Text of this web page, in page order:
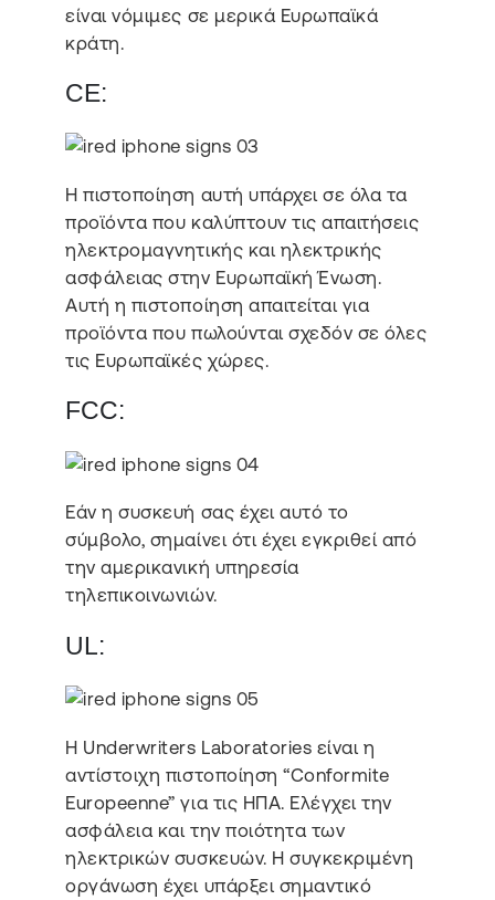
είναι νόμιμες σε μερικά Ευρωπαϊκά
κράτη.
CE:
Η πιστοποίηση αυτή υπάρχει σε όλα τα
προϊόντα που καλύπτουν τις απαιτήσεις
ηλεκτρομαγνητικής και ηλεκτρικής
ασφάλειας στην Ευρωπαϊκή Ένωση.
Αυτή η πιστοποίηση απαιτείται για
προϊόντα που πωλούνται σχεδόν σε όλες
τις Ευρωπαϊκές χώρες.
FCC:
Εάν η συσκευή σας έχει αυτό το
σύμβολο, σημαίνει ότι έχει εγκριθεί από
την αμερικανική υπηρεσία
τηλεπικοινωνιών.
UL:
Η Underwriters Laboratories είναι η
αντίστοιχη πιστοποίηση “Conformite
Europeenne” για τις ΗΠΑ. Ελέγχει την
ασφάλεια και την ποιότητα των
ηλεκτρικών συσκευών. Η συγκεκριμένη
οργάνωση έχει υπάρξει σημαντικό